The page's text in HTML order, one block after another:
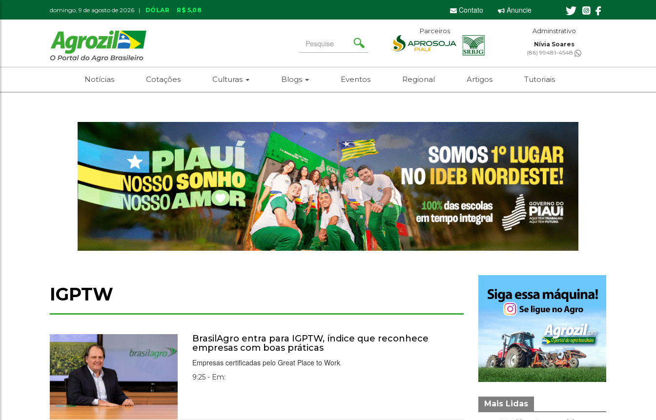
domingo, 9 de agosto de 2026 | DÓLAR R$ 5,08 Contato Anuncie
Search
for
Parceiros Adminstrativo
Nívia Soares
(86) 99481-4548
Notícias Cotações Culturas Blogs Eventos Regional Artigos Tutoriais
IGPTW
BrasilAgro entra para IGPTW, índice que reconhece
empresas com boas práticas
Empresas certificadas pelo Great Place to Work
9:25 - Em:
Mais Lidas